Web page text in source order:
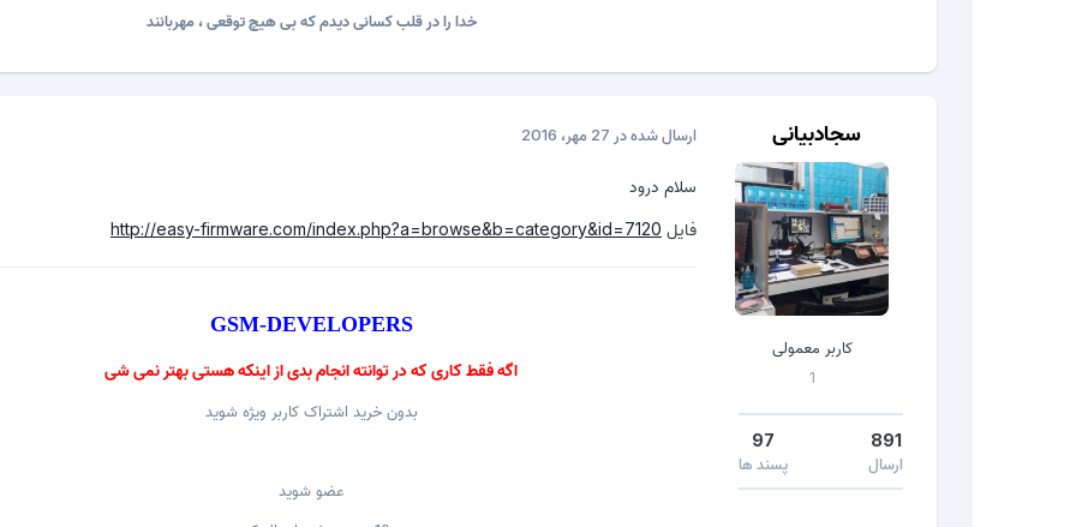
خدا را در قلب کسانی دیدم که بی هیچ توقعی ، مهربانند
سجادبیانی
کاربر معمولی
1
891
ارسال
97
پسند ها
ارسال شده در 27 مهر، 2016
سلام درود
فایل http://easy-firmware.com/index.php?a=browse&b=category&id=7120
GSM-DEVELOPERS
اگه فقط کاری که در توانته انجام بدی از اینکه هستی بهتر نمی شی
بدون خرید اشتراک کاربر ویژه شوید
عضو شوید